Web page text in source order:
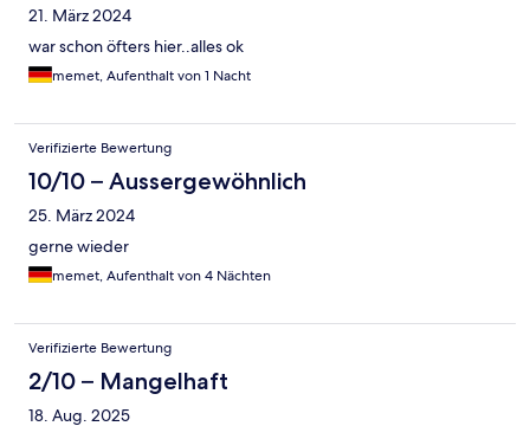
21. März 2024
war schon öfters hier..alles ok
memet, Aufenthalt von 1 Nacht
Verifizierte Bewertung
10/10 – Aussergewöhnlich
25. März 2024
gerne wieder
memet, Aufenthalt von 4 Nächten
Verifizierte Bewertung
2/10 – Mangelhaft
18. Aug. 2025